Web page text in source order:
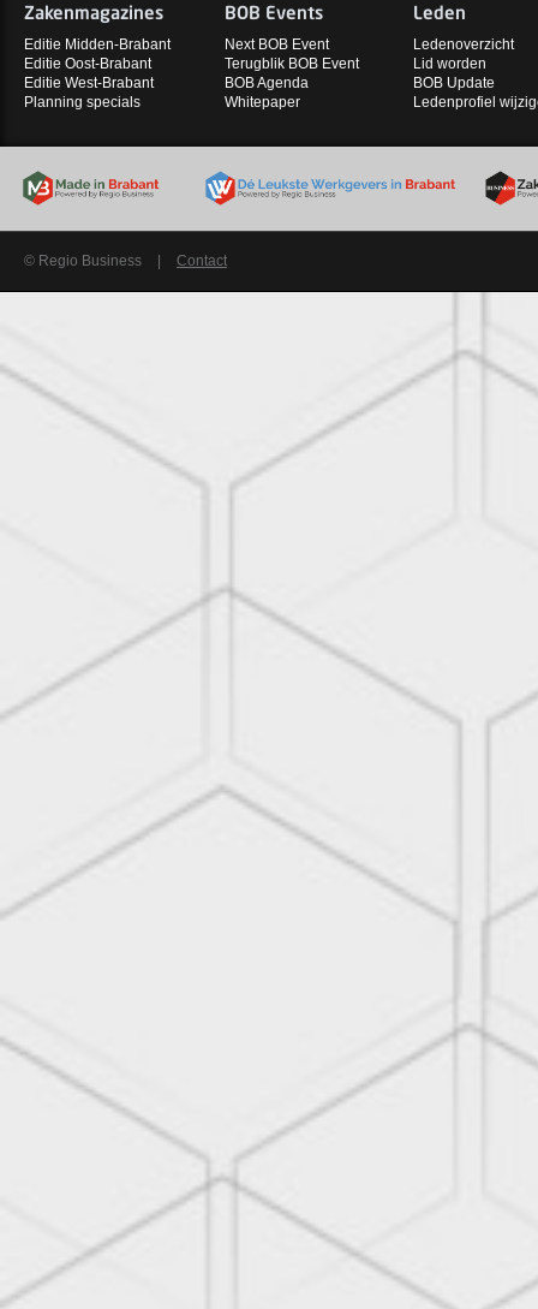
Zakenmagazines
Editie Midden-Brabant
Editie Oost-Brabant
Editie West-Brabant
Planning specials
BOB Events
Next BOB Event
Terugblik BOB Event
BOB Agenda
Whitepaper
Leden
Ledenoverzicht
Lid worden
BOB Update
Ledenprofiel
© Regio Business Contact